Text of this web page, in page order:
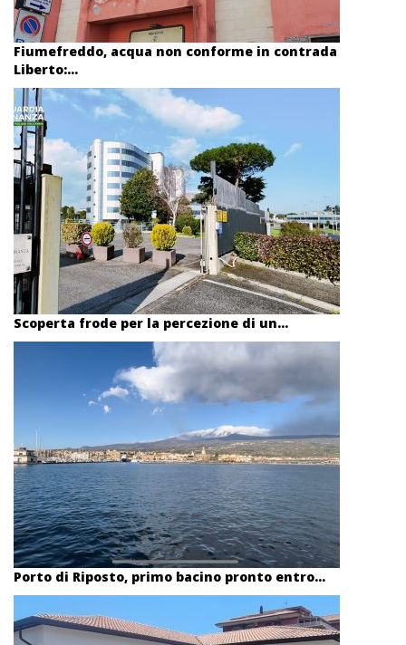
Fiumefreddo, acqua non conforme in contrada
Liberto:...
Scoperta frode per la percezione di un...
Porto di Riposto, primo bacino pronto entro...